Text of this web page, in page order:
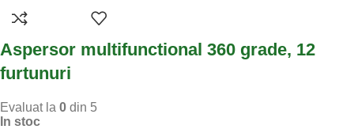
Aspersor multifunctional 360 grade, 12
furtunuri
Evaluat la 0 din 5
In stoc